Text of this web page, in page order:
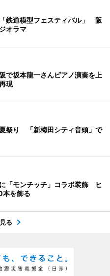
鉄道模型フェスティバル」 阪
オラマ
で坂本龍一さんピアノ演奏を上
現
祭り 「新梅田シティ音頭」で
「モンチッチ」コラボ装飾 ヒ
本を飾る
る